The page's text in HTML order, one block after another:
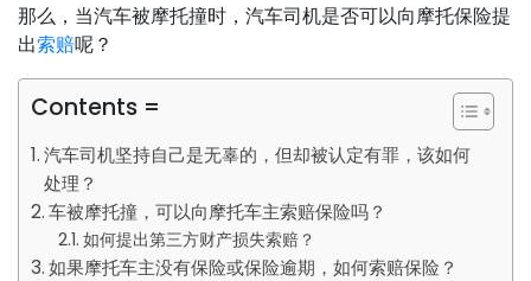
那么，当汽车被摩托撞时，汽车司机是否可以向摩托保险提
出索赔呢？
Contents =
汽车司机坚持自己是无辜的，但却被认定有罪，该如何
处理？
车被摩托撞，可以向摩托车主索赔保险吗？
如何提出第三方财产损失索赔？
如果摩托车主没有保险或保险逾期，如何索赔保险？